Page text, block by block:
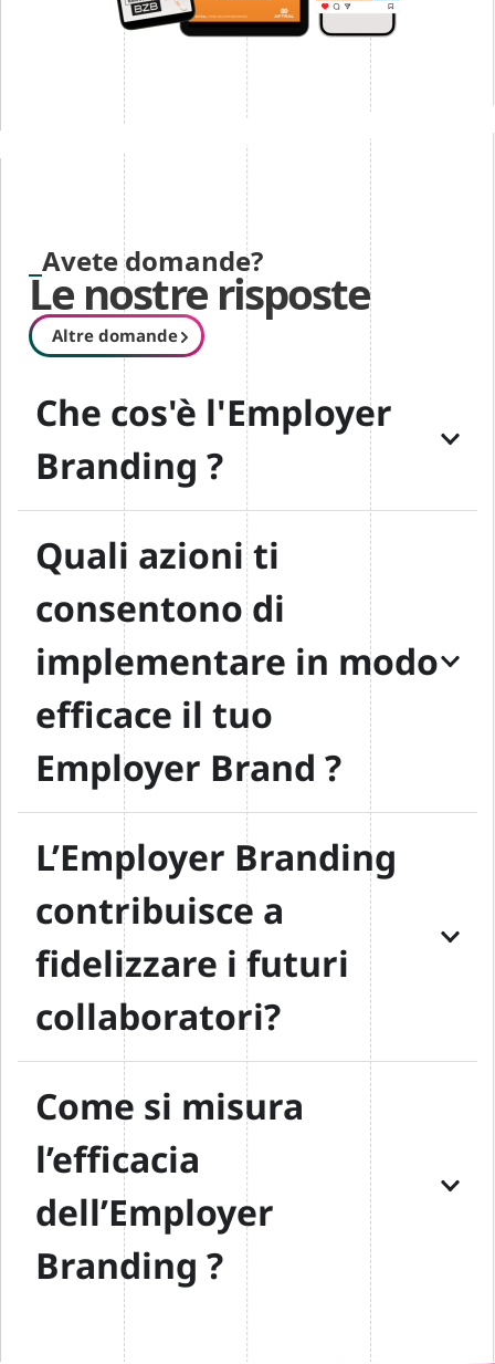
Avete domande?
Le nostre risposte
Altre domande
Che cos'è l'Employer
Branding ?
Quali azioni ti
consentono di
implementare in modo
efficace il tuo
Employer Brand ?
L’Employer Branding
contribuisce a
fidelizzare i futuri
collaboratori?
Come si misura
l’efficacia
dell’Employer
Branding ?